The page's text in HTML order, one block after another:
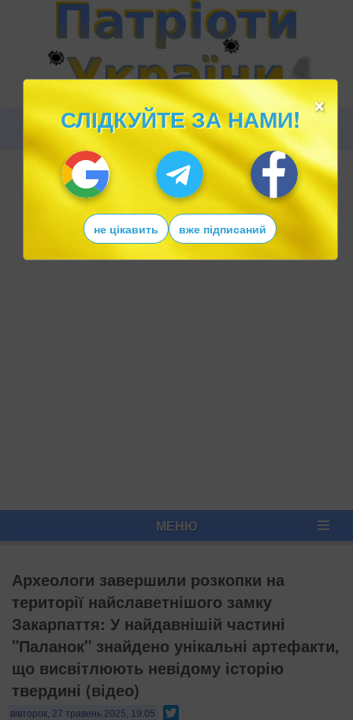
МЕНЮ
Археологи завершили розкопки на
території найславетнішого замку
Закарпаття: У найдавнішій частині
"Паланок" знайдено унікальні артефакти,
що висвітлюють невідому історію
твердині (відео)
вівторок, 27 травень 2025, 19:05
×
СЛІДКУЙТЕ ЗА НАМИ!
не цікавить вже підписаний